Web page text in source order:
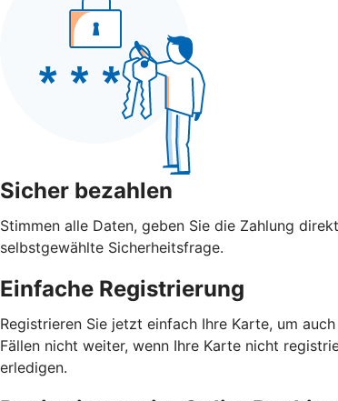
Sicher bezahlen
Stimmen alle Daten, geben Sie die Zahlung
selbstgewählte Sicherheitsfrage.
Einfache Registrierung
Registrieren Sie jetzt einfach Ihre Karte, um
Fällen nicht weiter, wenn Ihre Karte nicht
erledigen.